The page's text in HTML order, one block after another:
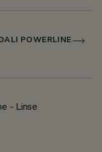
POWERLINE
- Linse